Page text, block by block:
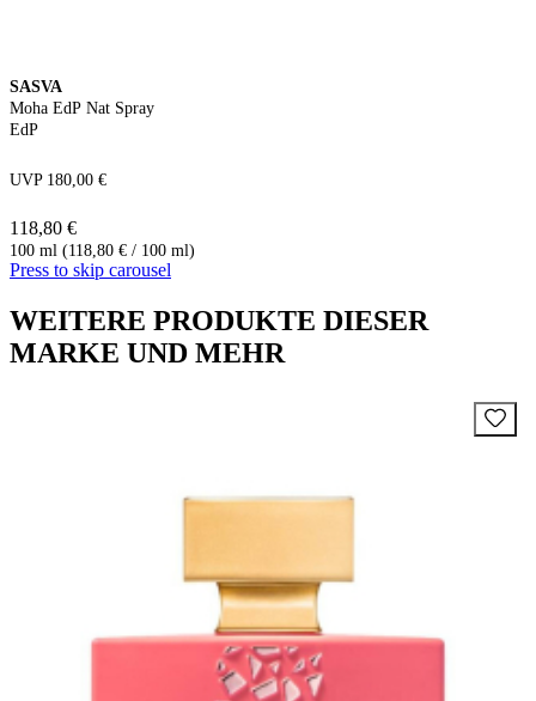
SASVA
Moha EdP Nat Spray
EdP
UVP 180,00 €
118,80 €
100 ml (118,80 € / 100 ml)
Press to skip carousel
WEITERE PRODUKTE DIESER
MARKE UND MEHR